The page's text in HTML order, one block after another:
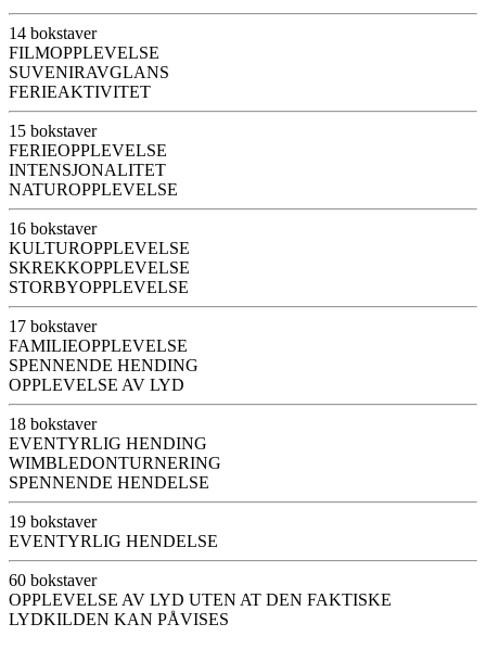
14 bokstaver
FILMOPPLEVELSE
SUVENIRAVGLANS
FERIEAKTIVITET
15 bokstaver
FERIEOPPLEVELSE
INTENSJONALITET
NATUROPPLEVELSE
16 bokstaver
KULTUROPPLEVELSE
SKREKKOPPLEVELSE
STORBYOPPLEVELSE
17 bokstaver
FAMILIEOPPLEVELSE
SPENNENDE HENDING
OPPLEVELSE AV LYD
18 bokstaver
EVENTYRLIG HENDING
WIMBLEDONTURNERING
SPENNENDE HENDELSE
19 bokstaver
EVENTYRLIG HENDELSE
60 bokstaver
OPPLEVELSE AV LYD UTEN AT DEN FAKTISKE
LYDKILDEN KAN PÅVISES